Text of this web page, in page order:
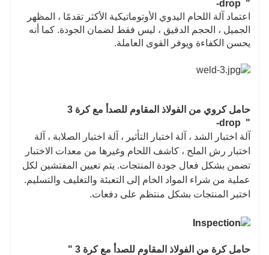
" drop-
اعتماد آلة اللحام اليدوي الأوتوماتيكية الأكثر تقدمًا ، المظهر
الجميل ، الحجم الدقيق ، ليس فقط لضمان الجودة. كما أنه
يحسن الكفاءة ويوفر القوى العاملة.
حامل كروي من الفولاذ المقاوم للصدأ مع كرة 3
" drop-
آلة اختبار الشد ، آلة اختبار التأثير ، آلة اختبار الصلابة ، آلة
اختبار رش الملح ، كاشف اللحام وغيرها من معدات الاختبار
تضمن بشكل فعال جودة المنتجات. يتم تعيين المفتشين لكل
عملية من شراء المواد الخام إلى التعبئة والتغليف والتسليم.
اختبر المنتجات بشكل منتظم على دفعات.
حامل كرة من الفولاذ المقاوم للصدأ مع كرة 3 "